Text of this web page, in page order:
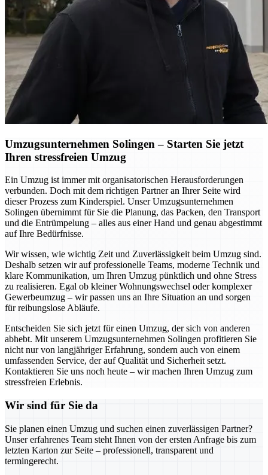
Umzugsunternehmen Solingen – Starten Sie jetzt
Ihren stressfreien Umzug
Ein Umzug ist immer mit organisatorischen Herausforderungen
verbunden. Doch mit dem richtigen Partner an Ihrer Seite wird
dieser Prozess zum Kinderspiel. Unser Umzugsunternehmen
Solingen übernimmt für Sie die Planung, das Packen, den Transport
und die Entrümpelung – alles aus einer Hand und genau abgestimmt
auf Ihre Bedürfnisse.
Wir wissen, wie wichtig Zeit und Zuverlässigkeit beim Umzug sind.
Deshalb setzen wir auf professionelle Teams, moderne Technik und
klare Kommunikation, um Ihren Umzug pünktlich und ohne Stress
zu realisieren. Egal ob kleiner Wohnungswechsel oder komplexer
Gewerbeumzug – wir passen uns an Ihre Situation an und sorgen
für reibungslose Abläufe.
Entscheiden Sie sich jetzt für einen Umzug, der sich von anderen
abhebt. Mit unserem Umzugsunternehmen Solingen profitieren Sie
nicht nur von langjähriger Erfahrung, sondern auch von einem
umfassenden Service, der auf Qualität und Sicherheit setzt.
Kontaktieren Sie uns noch heute – wir machen Ihren Umzug zum
stressfreien Erlebnis.
Wir sind für Sie da
Sie planen einen Umzug und suchen einen zuverlässigen Partner?
Unser erfahrenes Team steht Ihnen von der ersten Anfrage bis zum
letzten Karton zur Seite – professionell, transparent und
termingerecht.